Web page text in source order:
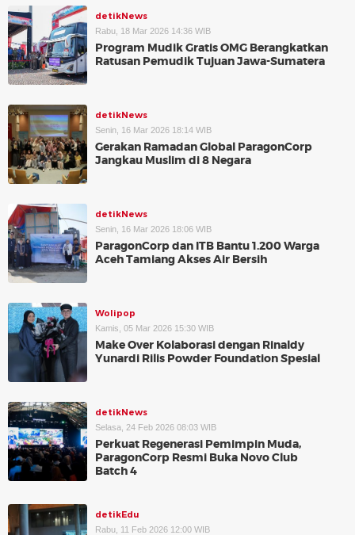
detikNews
Rabu, 18 Mar 2026 14:36 WIB
Program Mudik Gratis OMG Berangkatkan
Ratusan Pemudik Tujuan Jawa-Sumatera
detikNews
Senin, 16 Mar 2026 18:14 WIB
Gerakan Ramadan Global ParagonCorp
Jangkau Muslim di 8 Negara
detikNews
Senin, 16 Mar 2026 18:06 WIB
ParagonCorp dan ITB Bantu 1.200 Warga
Aceh Tamiang Akses Air Bersih
Wolipop
Kamis, 05 Mar 2026 15:30 WIB
Make Over Kolaborasi dengan Rinaldy
Yunardi Rilis Powder Foundation Spesial
detikNews
Selasa, 24 Feb 2026 08:03 WIB
Perkuat Regenerasi Pemimpin Muda,
ParagonCorp Resmi Buka Novo Club
Batch 4
detikEdu
Rabu, 11 Feb 2026 12:00 WIB